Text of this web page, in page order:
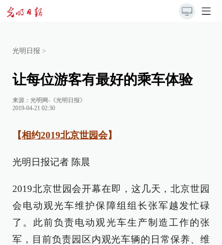
光明日报 >
让每位游客有最好的乘车体验
来源： 光明网-《光明日报》
2019-04-21 02:30
【相约2019北京世园会】
光明日报记者 陈晨
2019北京世园会开幕在即，这几天，北京世园
会电动观光车维护保障组组长张军越发忙碌
了。此前负责电动观光车生产制造工作的张
军，目前负责园区内观光车辆的日常保养、维